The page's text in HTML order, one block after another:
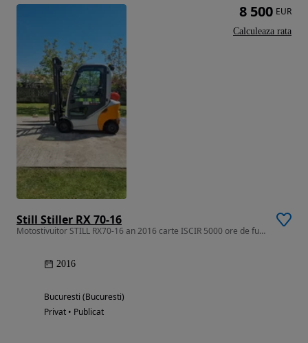
Still Stiller RX 70-16
Motostivuitor STILL RX70-16 an 2016 carte ISCIR 5000 ore de functionar
2016
Bucuresti (Bucuresti)
Privat • Publicat
8 500 EUR
Calculeaza rata